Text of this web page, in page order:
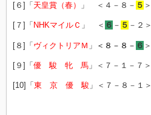
[６]「 天皇賞（春） 」 ＜４－８－ ５ ＞
[７]「 NHKマイルＣ 」 ＜ ６ － ５ －２＞
[８ ]「 ヴィクトリアＭ 」 ＜８－８－ ６ ＞
[９]「 優 駿 牝 馬 」＜７－１－７＞
[10]「 東 京 優 駿 」＜７－８－１＞